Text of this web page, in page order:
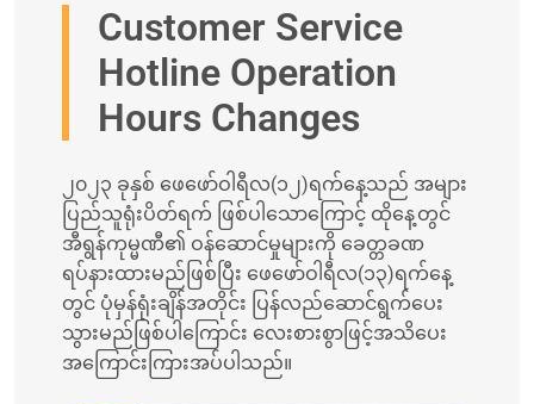
Customer Service
Hotline Operation
Hours Changes
၂၀၂၃ ခုနှစ် ဖေဖော်ဝါရီလ(၁၂)ရက်နေ့သည် အများ
ပြည်သူရုံးပိတ်ရက် ဖြစ်ပါသောကြောင့် ထိုနေ့တွင်
အီရွန်ကုမ္မဏီ၏ ဝန်ဆောင်မှုများကို ခေတ္တခဏ
ရပ်နားထားမည်ဖြစ်ပြီး ဖေဖော်ဝါရီလ(၁၃)ရက်နေ့
တွင် ပုံမှန်ရုံးချိန်အတိုင်း ပြန်လည်ဆောင်ရွက်ပေး
သွားမည်ဖြစ်ပါကြောင်း လေးစားစွာဖြင့်အသိပေး
အကြောင်းကြားအပ်ပါသည်။